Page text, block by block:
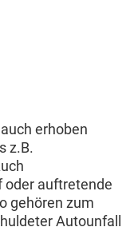
erhoben
z.B.
oder auftretende
gehören zum
Autounfall